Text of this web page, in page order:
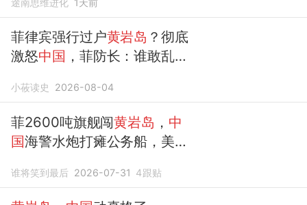
菲律宾强行过户黄岩岛 ？彻底
激怒中国 ，菲防长：谁敢乱说
小莜读史 2026-08-04
菲2600吨旗舰闯黄岩岛 ， 中
国海警水炮打瘫公务船，美日
谁将笑到最后 2026-07-31 4跟贴